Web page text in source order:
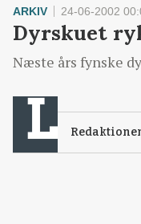
ARKIV 24-06-2002
Dyrskuet
Næste års fynske